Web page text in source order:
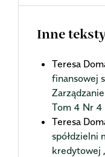
Inne
Teresa
finansowej
Tom 4 Nr 4
Teresa
spółdzielni
kredytowej ,